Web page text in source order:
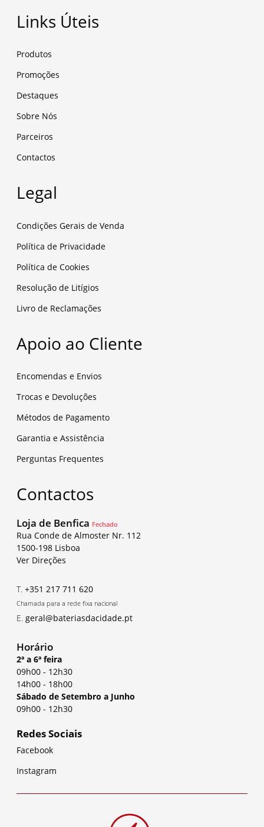
Links Úteis
Produtos
Promoções
Destaques
Sobre Nós
Parceiros
Contactos
Legal
Condições Gerais de Venda
Política de Privacidade
Política de Cookies
Resolução de Litígios
Livro de Reclamações
Apoio ao Cliente
Encomendas e Envios
Trocas e Devoluções
Métodos de Pagamento
Garantia e Assistência
Perguntas Frequentes
Contactos
Loja de Benfica Fechado
Rua Conde de Almoster Nr. 112
1500-198 Lisboa
Ver Direções
T. +351 217 711 620
Chamada para a rede fixa nacional
E. geral@bateriasdacidade.pt
Horário
2ª a 6ª feira
09h00 - 12h30
14h00 - 18h00
Sábado de Setembro a Junho
09h00 - 12h30
Redes Sociais
Facebook
Instagram